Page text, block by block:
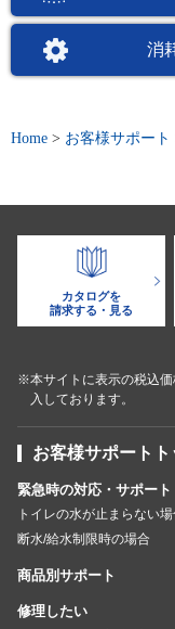
消
Home > お客様サポート
カタログを
請求する・見る
※本サイトに表示の税込
入しております。
お客様サポートト
緊急時の対応・サポート
トイレの水が止まらない場
断水/給水制限時の場合
商品別サポート
修理したい